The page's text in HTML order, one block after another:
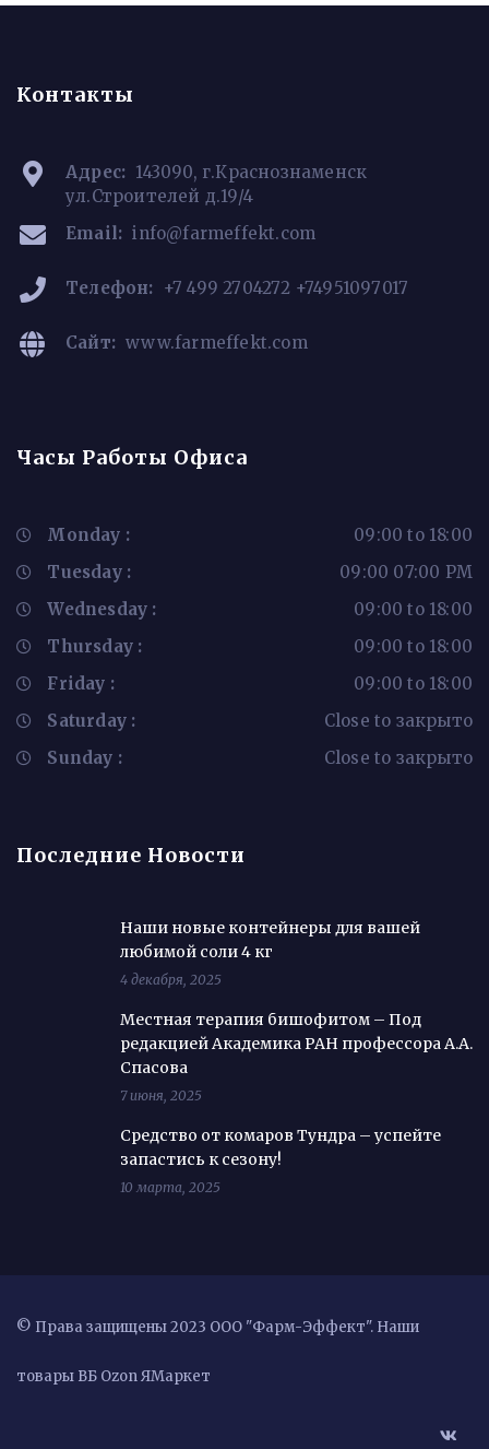
Контакты
Адрес: 143090, г.Краснознаменск
ул.Строителей д.19/4
Email: info@farmeffekt.com
Телефон: +7 499 2704272 +74951097017
Сайт: www.farmeffekt.com
Часы Работы Офиса
Monday :
09:00 to 18:00
Tuesday :
09:00 07:00 PM
Wednesday :
09:00 to 18:00
Thursday :
09:00 to 18:00
Friday :
09:00 to 18:00
Saturday :
Close to закрыто
Sunday :
Close to закрыто
Последние Новости
Наши новые контейнеры для вашей
любимой соли 4 кг
4 декабря, 2025
Местная терапия бишофитом – Под
редакцией Академика РАН профессора А.А.
Спасова
7 июня, 2025
Средство от комаров Тундра – успейте
запастись к сезону!
10 марта, 2025
© Права защищены 2023 ООО "Фарм-Эффект". Наши
товары ВБ OzonЯМаркет